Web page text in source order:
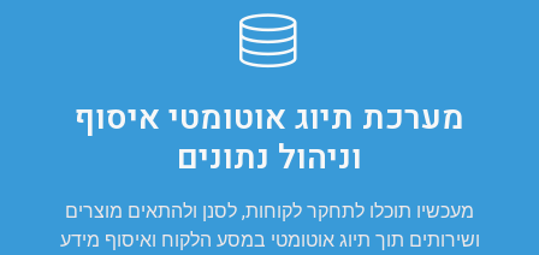
מערכת תיוג אוטומטי איסוף
וניהול נתונים
מעכשיו תוכלו לתחקר לקוחות, לסנן ולהתאים מוצרים
ושירותים תוך תיוג אוטומטי במסע הלקוח ואיסוף מידע